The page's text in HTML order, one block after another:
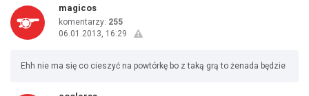
magicos
komentarzy: 255
06.01.2013, 16:29
Ehh nie ma się co cieszyć na powtórkę bo z taką grą to żenada będzie